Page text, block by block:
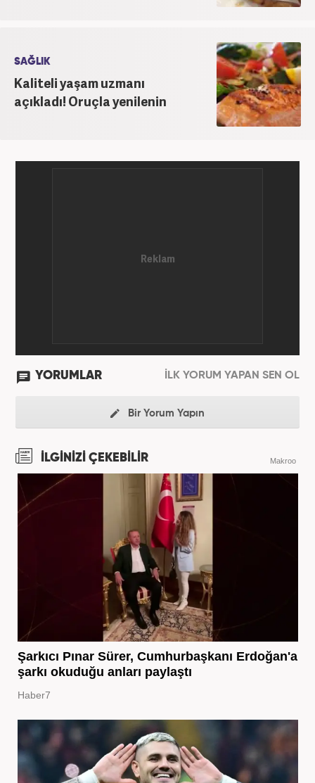
SAĞLIK
Kaliteli yaşam uzmanı
açıkladı! Oruçla yenilenin
YORUMLAR İLK YORUM YAPAN SEN OL
Bir Yorum Yapın
İLGİNİZİ ÇEKEBİLİR Makroo
Şarkıcı Pınar Sürer, Cumhurbaşkanı Erdoğan'a
şarkı okuduğu anları paylaştı
Haber7